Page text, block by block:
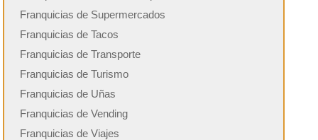
Franquicias de Supermercados
Franquicias de Tacos
Franquicias de Transporte
Franquicias de Turismo
Franquicias de Uñas
Franquicias de Vending
Franquicias de Viajes